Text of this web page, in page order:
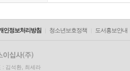
인정보처리방침 청소년보호정책 도서홍보안내
: 김석환, 최세라